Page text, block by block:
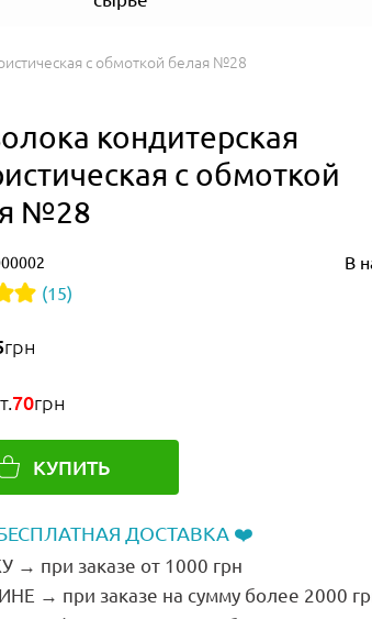
с обмоткой белая №28
кондитерская
с обмоткой
№28
В
(15)
грн
70грн
КУПИТЬ
ДОСТАВКА ❤️
→ при заказе от 1000 грн
→ при заказе на сумму более 2000